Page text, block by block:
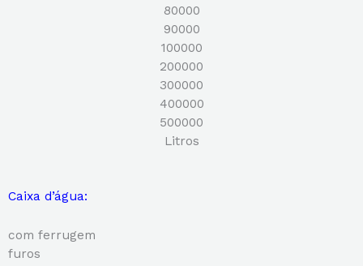
80000
90000
100000
200000
300000
400000
500000
Litros
Caixa d’água:
com ferrugem
furos